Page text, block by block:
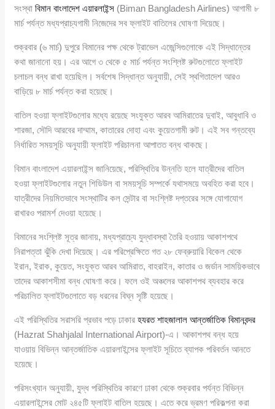
সংস্থাবিমান বাংলাদেশ এয়ারলাইন্স (Biman Bangladesh Airlines) আগামী ৮
মার্চ পর্যন্ত মধ্যপ্রাচ্যগামী নিজেদের সব ফ্লাইট বাতিলের ঘোষণা দিয়েছে।
শুক্রবার (৬ মার্চ) দুপুরে বিমানের পক্ষ থেকে ট্রাভেল এজেন্সিগুলোকে এই সিদ্ধান্তের
কথা জানানো হয়। এর আগে ৩ থেকে ৫ মার্চ পর্যন্ত সংশ্লিষ্ট রুটগুলোতে ফ্লাইট
চলাচল বন্ধ রাখা হয়েছিল। সর্বশেষ সিদ্ধান্ত অনুযায়ী, সেই স্থগিতাদেশ আরও
বাড়িয়ে ৮ মার্চ পর্যন্ত করা হয়েছে।
বাতিল হওয়া ফ্লাইটগুলোর মধ্যে রয়েছে সংযুক্ত আরব আমিরাতের দুবাই, আবুধাবি ও
শারজা, সৌদি আরবের দাম্মাম, কাতারের দোহা এবং কুয়েতগামী রুট। এই সব গন্তব্যে
নির্ধারিত সময়সূচি অনুযায়ী ফ্লাইট পরিচালনা আপাতত বন্ধ থাকছে।
বিমান বাংলাদেশ এয়ারলাইন্স জানিয়েছে, পরিস্থিতির উন্নতি হলে যাত্রীদের বাতিল
হওয়া ফ্লাইটগুলোর নতুন শিডিউল বা সময়সূচি সম্পর্কে যথাসময়ে অবহিত করা হবে।
যাত্রীদের নিয়মিতভাবে সংস্থাটির কল সেন্টার বা সংশ্লিষ্ট দপ্তরের সঙ্গে যোগাযোগ
রাখারও পরামর্শ দেওয়া হয়েছে।
বিমানের সংশ্লিষ্ট সূত্র জানায়, মধ্যপ্রাচ্যে যুদ্ধাবস্থা তৈরি হওয়ায় আকাশপথে
নিরাপত্তা ঝুঁকি দেখা দিয়েছে। এর পরিপ্রেক্ষিতে গত ২৮ ফেব্রুয়ারি বিকেল থেকে
ইরান, ইরাক, কুয়েত, সংযুক্ত আরব আমিরাত, বাহরাইন, কাতার ও জর্ডান সাময়িকভাবে
তাদের আকাশসীমা বন্ধ ঘোষণা করে। ফলে ওই অঞ্চলের আকাশপথ ব্যবহার করে
পরিচালিত ফ্লাইটগুলোতে বড় ধরনের বিঘ্ন সৃষ্টি হয়েছে।
এই পরিস্থিতির সরাসরি প্রভাব পড়ে ঢাকারহযরত শাহজালাল আন্তর্জাতিক বিমানবন্দর
(Hazrat Shahjalal International Airport)-এ। আকাশপথ বন্ধ হয়ে
যাওয়ায় বিভিন্ন আন্তর্জাতিক এয়ারলাইন্সের ফ্লাইট সূচিতে ব্যাপক পরিবর্তন আনতে
হয়েছে।
পরিসংখ্যান অনুযায়ী, যুদ্ধ পরিস্থিতির কারণে ঢাকা থেকে শুক্রবার পর্যন্ত বিভিন্ন
এয়ারলাইন্সের মোট ২৪৫টি ফ্লাইট বাতিল হয়েছে। এতে করে ভ্রমণ পরিকল্পনা করা